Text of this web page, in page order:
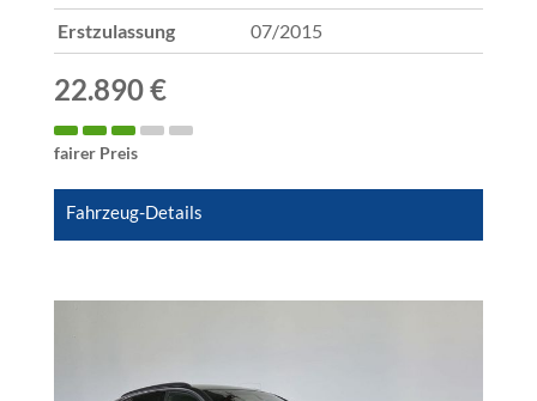
Erstzulassung 07/2015
22.890 €
fairer Preis
Fahrzeug-Details